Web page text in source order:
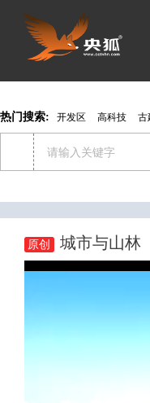
热门搜索: 开发区 高科技 古
原创 城市与山林